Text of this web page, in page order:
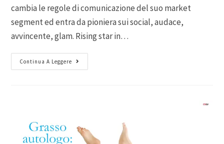
cambia le regole di comunicazione del suo market
segment ed entra da pioniera sui social, audace,
avvincente, glam. Rising star in…
Continua A Leggere